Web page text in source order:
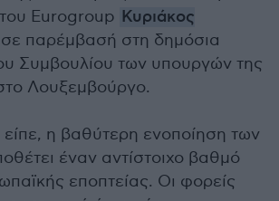
Eurogroup Κυριάκος
παρέμβασή στη δημόσια
Συμβουλίου των υπουργών της
Λουξεμβούργο.
η βαθύτερη ενοποίηση των
έναν αντίστοιχο βαθμό
εποπτείας. Οι φορείς